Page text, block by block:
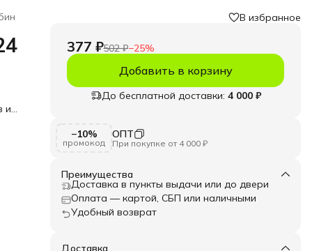
и
В избранное
377 ₽502 ₽−25%
Добавить в корзину
До бесплатной доставки: 4 000 ₽
−10%
промокод
ОПТ
При покупке от 4 000 ₽
Преимущества
Доставка в пункты выдачи или до двери
Оплата — картой, СБП или наличными
Удобный возврат
Доставка